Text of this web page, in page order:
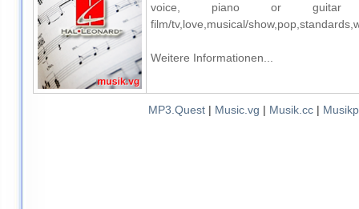
voice, piano or guitar
film/tv,love,musical/
Weitere Informationen...
MP3.Quest| Music.vg | Musik.cc|